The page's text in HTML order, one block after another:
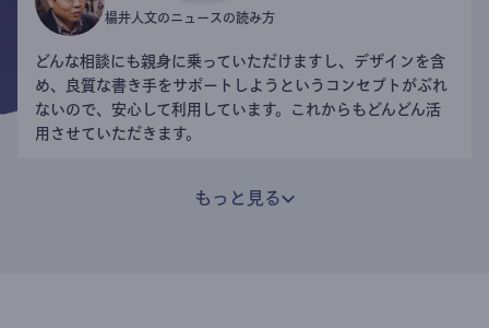
楊井人文のニュースの読み方
どんな相談にも親身に乗っていただけますし、デザインを含
め、良質な書き手をサポートしようというコンセプトがぶれ
ないので、安心して利用しています。これからもどんどん活
用させていただきます。
もっと見る